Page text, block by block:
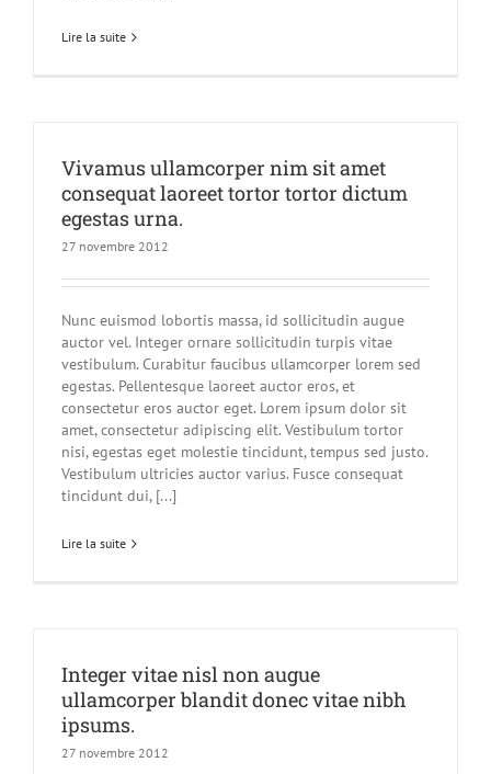
Lire la suite
Vivamus ullamcorper nim sit amet
consequat laoreet tortor tortor dictum
egestas urna.
27 novembre 2012
Nunc euismod lobortis massa, id sollicitudin augue
auctor vel. Integer ornare sollicitudin turpis vitae
vestibulum. Curabitur faucibus ullamcorper lorem sed
egestas. Pellentesque laoreet auctor eros, et
consectetur eros auctor eget. Lorem ipsum dolor sit
amet, consectetur adipiscing elit. Vestibulum tortor
nisi, egestas eget molestie tincidunt, tempus sed justo.
Vestibulum ultricies auctor varius. Fusce consequat
tincidunt dui, [...]
Lire la suite
Integer vitae nisl non augue
ullamcorper blandit donec vitae nibh
ipsums.
27 novembre 2012